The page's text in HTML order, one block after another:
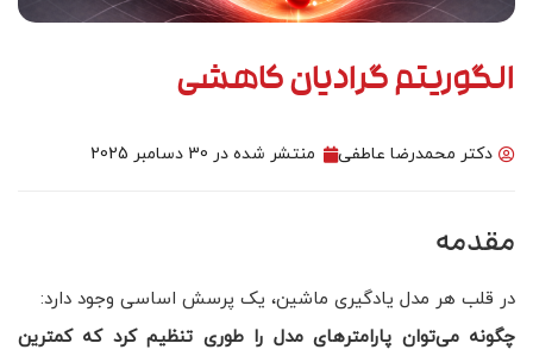
الگوریتم گرادیان کاهشی
دکتر محمدرضا عاطفی منتشر شده در 30 دسامبر 2025
مقدمه
در قلب هر مدل یادگیری ماشین، یک پرسش اساسی وجود دارد:
چگونه می‌توان پارامترهای مدل را طوری تنظیم کرد که کمترین